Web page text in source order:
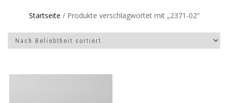
Startseite / Produkte verschlagwortet mit „2371-02“